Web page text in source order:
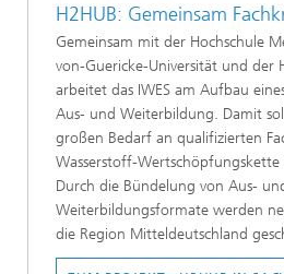
H2HUB: Gemeinsam
Gemeinsam mit der Hochschule
von-Guericke-Universität und der
arbeitet das IWES am Aufbau
Aus- und Weiterbildung. Damit
großen Bedarf an qualifizierten
Wasserstoff-Wertschöpfungskette
Durch die Bündelung von Aus-
Weiterbildungsformate werden
die Region Mitteldeutschland